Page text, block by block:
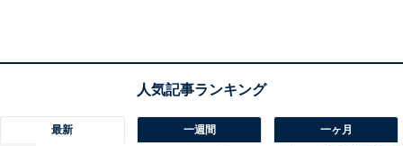
最新 一週間 一ヶ月